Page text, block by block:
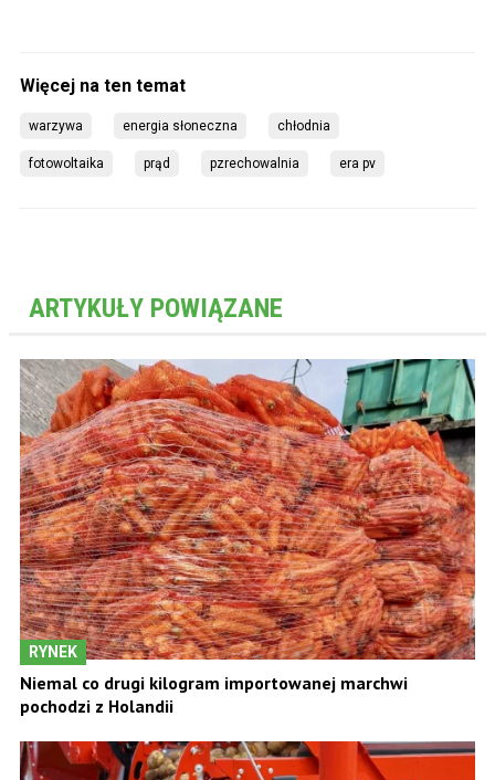
warzywa energia słoneczna chłodnia
fotowoltaika prąd pzrechowalnia era pv
ARTYKUŁY POWIĄZANE
RYNEK
Niemal co drugi kilogram importowanej marchwi
pochodzi z Holandii